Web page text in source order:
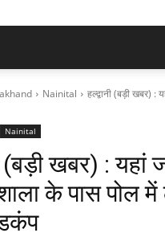
Nainital
हल्द्वानी (बड़ी खबर) :
Nainital
(बड़ी खबर) : यहां
के पास पोल